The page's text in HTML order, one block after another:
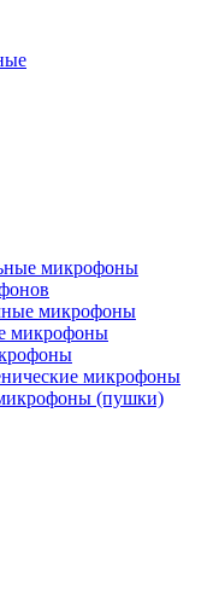
микрофоны
микрофоны
микрофоны
микрофоны
(пушки)